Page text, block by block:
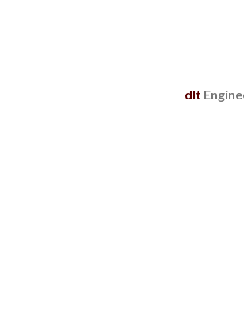
dlt